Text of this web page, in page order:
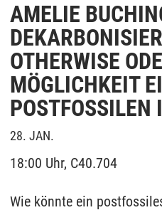
AMELIE
OTHERWISE
MÖGLICHKEIT
POSTFOSSILEN
28. JAN.
18:00 Uhr, C40.704
Wie könnte ein